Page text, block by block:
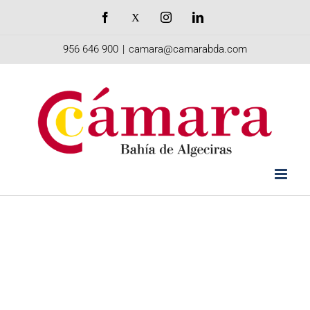
Facebook InstagramLinkedIn
956 646 900 | camara@camarabda.com